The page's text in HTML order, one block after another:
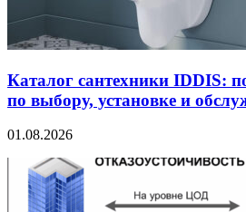
Каталог сантехники IDDIS:
по выбору, установке и
01.08.2026